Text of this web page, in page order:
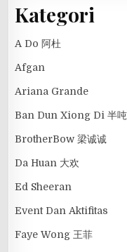
Kategori
A Do 阿杜
Afgan
Ariana Grande
Ban Dun Xiong Di 半吨
BrotherBow 梁诚诚
Da Huan 大欢
Ed Sheeran
Event Dan Aktifitas
Faye Wong 王菲